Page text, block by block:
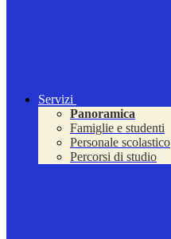
Servizi
Panoramica
Famiglie e studenti
Personale scolastico
Percorsi di studio